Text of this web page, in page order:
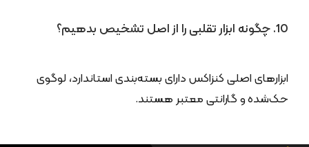
10. چگونه ابزار تقلبی را از اصل تشخیص بدهیم؟
ابزارهای اصلی کنزاکس دارای بسته‌بندی استاندارد، لوگوی
حک‌شده و گارانتی معتبر هستند.